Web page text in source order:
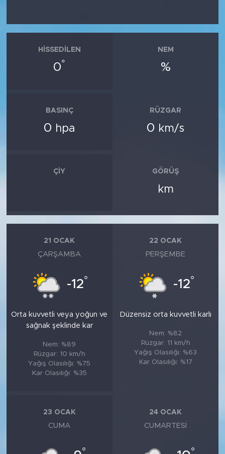
HISSEDILEN
0°
NEM
%
BASINÇ
0 hpa
RÜZGAR
0 km/s
ÇIY GÖRÜŞ
km
21 OCAK
ÇARŞAMBA
-12°
Orta kuvvetli veya yoğun ve
sağnak şeklinde kar
Nem: %89
Rüzgar: 10 km/h
Yağış Olasılığı: %75
Kar Olasılığı: %35
22 OCAK
PERŞEMBE
-12°
Düzensiz orta kuvvetli karlı
Nem: %82
Rüzgar: 11 km/h
Yağış Olasılığı: %63
Kar Olasılığı: %17
23 OCAK
CUMA
°
24 OCAK
CUMARTESI
°